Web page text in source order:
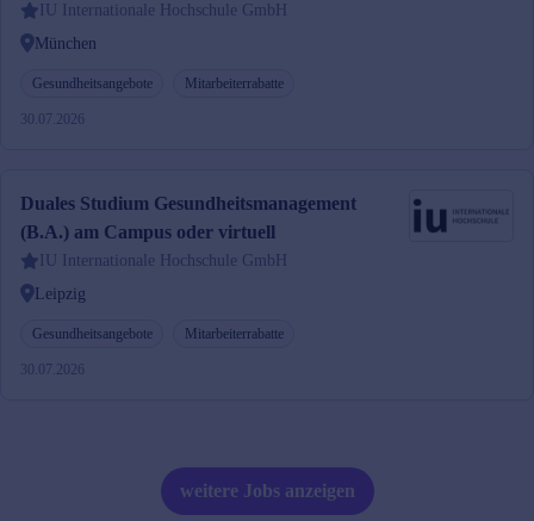
IU Internationale Hochschule GmbH
München
Gesundheitsangebote Mitarbeiterrabatte
30.07.2026
Duales Studium Gesundheitsmanagement
(B.A.) am Campus oder virtuell
IU Internationale Hochschule GmbH
Leipzig
Gesundheitsangebote Mitarbeiterrabatte
30.07.2026
weitere Jobs anzeigen